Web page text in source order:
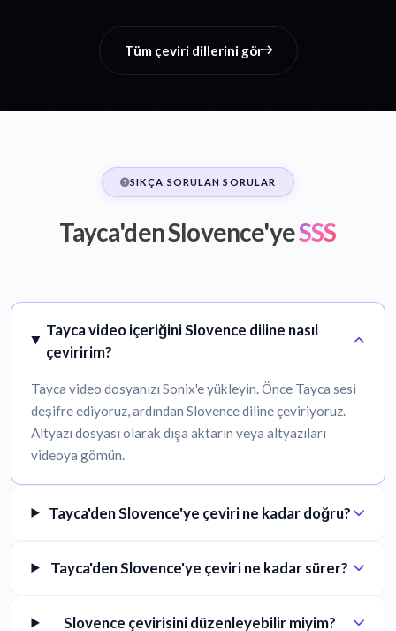
Tüm çeviri dillerini gör
SIKÇA SORULAN SORULAR
Tayca'den Slovence'yeSSS
Tayca video içeriğini Slovence diline nasıl
çeviririm?
Tayca video dosyanızı Sonix'e yükleyin. Önce Tayca sesi
deşifre ediyoruz, ardından Slovence diline çeviriyoruz.
Altyazı dosyası olarak dışa aktarın veya altyazıları
videoya gömün.
Tayca'den Slovence'ye çeviri ne kadar doğru?
Tayca'den Slovence'ye çeviri ne kadar sürer?
Slovence çevirisini düzenleyebilir miyim?